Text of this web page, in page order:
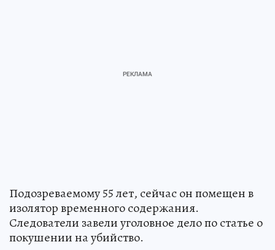
Подозреваемому 55 лет, сейчас он помещен в
изолятор временного содержания.
Следователи завели уголовное дело по статье о
покушении на убийство.